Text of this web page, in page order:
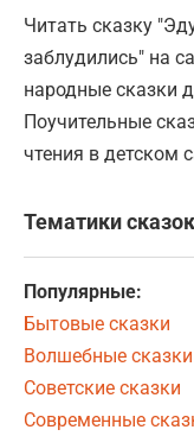
Читать сказку
заблудились" на
народные сказки
Поучительные
чтения в детском
Тематики сказок
Популярные:
Бытовые сказки
Волшебные сказки
Советские сказки
Современные